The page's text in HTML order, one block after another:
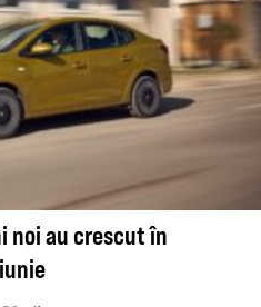
noi au crescut în